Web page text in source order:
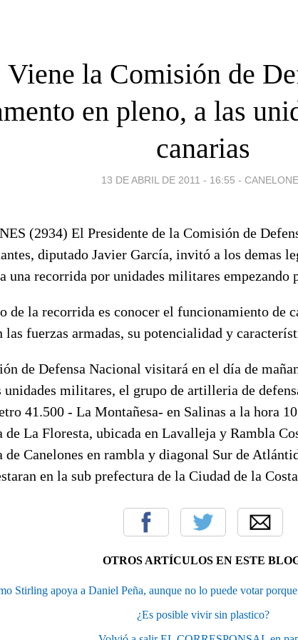
Viene la Comisión de
en pleno, a las
canarias
13 DE ABRIL DE 2011 - 16:55 -
(2934) El Presidente de la Comisión de
diputado Javier García, invitó a los demas
una recorrida por unidades militares empezando
de la recorrida es conocer el funcionamiento de
las fuerzas armadas, su potencialidad y
de Defensa Nacional visitará en el día de
unidades militares, el grupo de artilleria de
41.500 - La Montañesa- en Salinas a la hora
de La Floresta, ubicada en Lavalleja y Rambla
de Canelones en rambla y diagonal Sur de
en la sub prefectura de la Ciudad de la
OTROS ARTÍCULOS EN ESTE
Stirling apoya a Daniel Peña, aunque no lo puede votar
¿Es posible vivir sin plastico?